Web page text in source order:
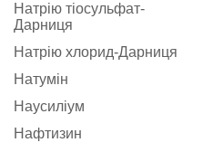
Натрію тіосульфат-
Дарниця
Натрію хлорид-Дарниця
Натумін
Наусиліум
Нафтизин